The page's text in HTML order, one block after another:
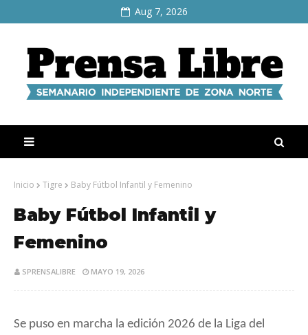
Aug 7, 2026
Inicio Tigre Baby Fútbol Infantil y Femenino
Baby Fútbol Infantil y
Femenino
SPRENSALIBRE MAYO 19, 2026
Se puso en marcha la edición 2026 de la Liga del